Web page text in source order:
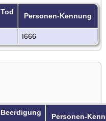
Tod Personen-Kennung
I666
Beerdigung Personen-